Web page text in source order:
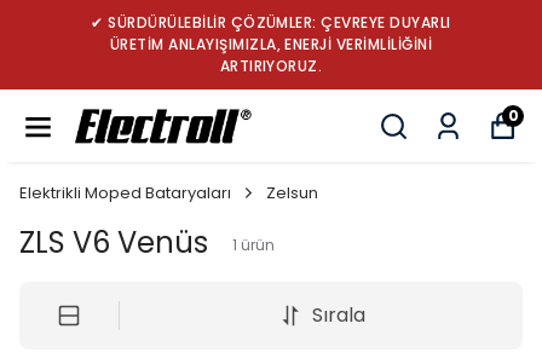
✔ SÜRDÜRÜLEBİLİR ÇÖZÜMLER: ÇEVREYE DUYARLI
ÜRETİM ANLAYIŞIMIZLA, ENERJİ VERİMLİLİĞİNİ
ARTIRIYORUZ.
0
Elektrikli Moped Bataryaları Zelsun
ZLS V6 Venüs 1 ürün
Sırala